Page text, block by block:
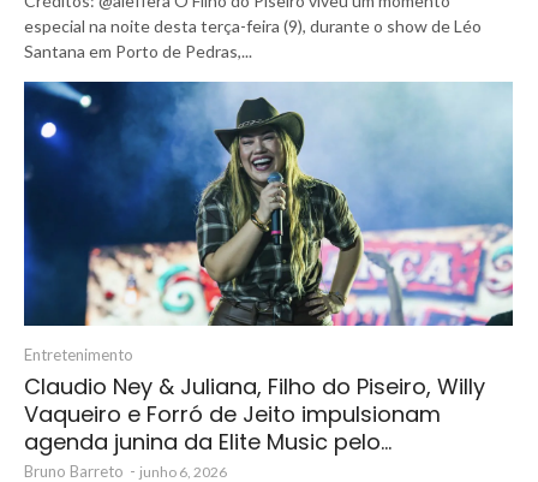
especial na noite desta terça-feira (9), durante o show de Léo
Santana em Porto de Pedras,...
Entretenimento
Claudio Ney & Juliana, Filho do Piseiro, Willy
Vaqueiro e Forró de Jeito impulsionam
agenda junina da Elite Music pelo…
Bruno Barreto - junho 6, 2026